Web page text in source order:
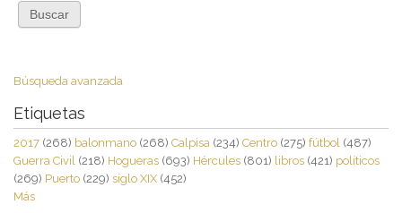
Búsqueda avanzada
Etiquetas
2017 (268) balonmano (268) Calpisa (234) Centro (275) fútbol (487)
Guerra Civil (218) Hogueras (693) Hércules (801) libros (421) políticos
(269) Puerto (229) siglo XIX (452)
Más